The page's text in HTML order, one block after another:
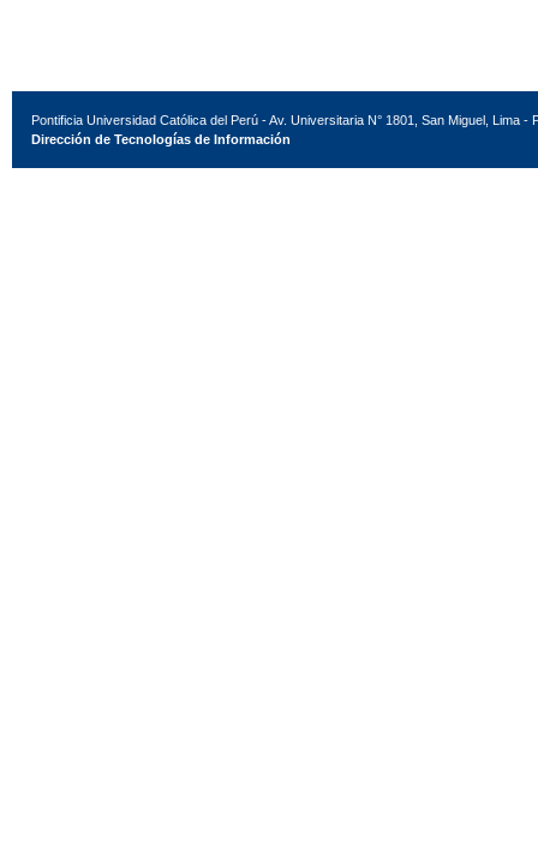
Pontificia Universidad Católica del Perú - Av. Universitaria N° 1801, San Miguel, Lima -
Dirección de Tecnologías de Información